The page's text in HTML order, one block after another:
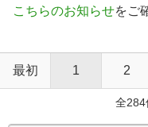
こちらのお知らせをご
最初 1 2
全284